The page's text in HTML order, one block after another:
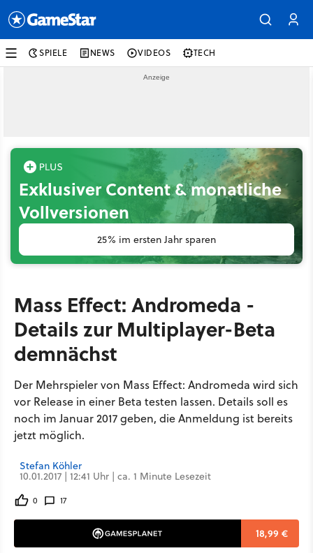
SPIELE NEWS VIDEOS TECH
Exklusiver Content & monatliche
Vollversionen
25% im ersten Jahr sparen
Mass Effect: Andromeda -
Details zur Multiplayer-Beta
demnächst
Der Mehrspieler von Mass Effect: Andromeda wird sich
vor Release in einer Beta testen lassen. Details soll es
noch im Januar 2017 geben, die Anmeldung ist bereits
jetzt möglich.
Stefan Köhler
10.01.2017 | 12:41 Uhr | ca. 1 Minute Lesezeit
0 17
18,99 €